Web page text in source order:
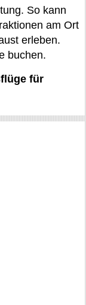
So kann
am Ort
erleben.
buchen.
für